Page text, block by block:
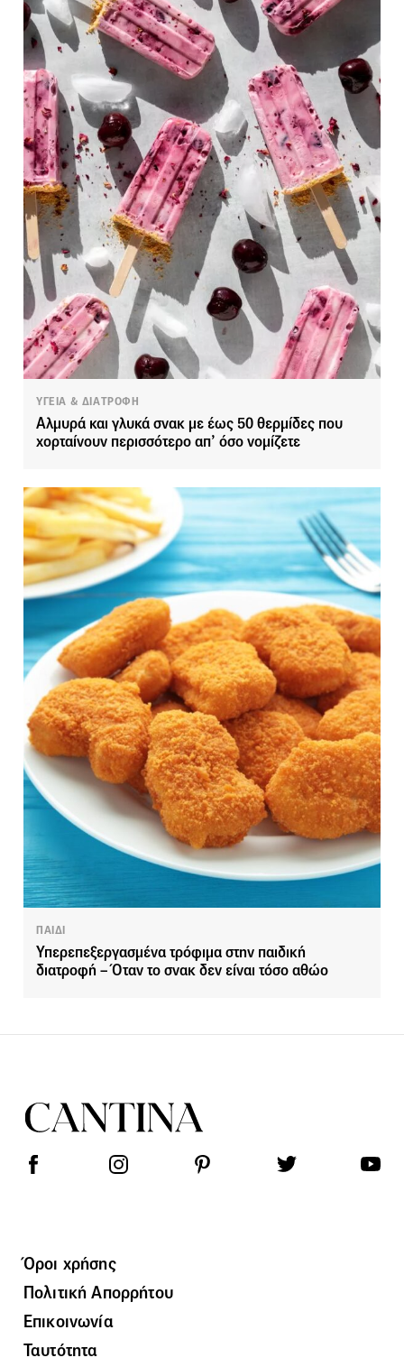
ΥΓΕΙΑ & ΔΙΑΤΡΟΦΗ
Αλμυρά και γλυκά σνακ με έως 50 θερμίδες που
χορταίνουν περισσότερο απ’ όσο νομίζετε
ΠΑΙΔΙ
Υπερεπεξεργασμένα τρόφιμα στην παιδική
διατροφή – Όταν το σνακ δεν είναι τόσο αθώο
Όροι χρήσης
Πολιτική Απορρήτου
Επικοινωνία
Ταυτότητα